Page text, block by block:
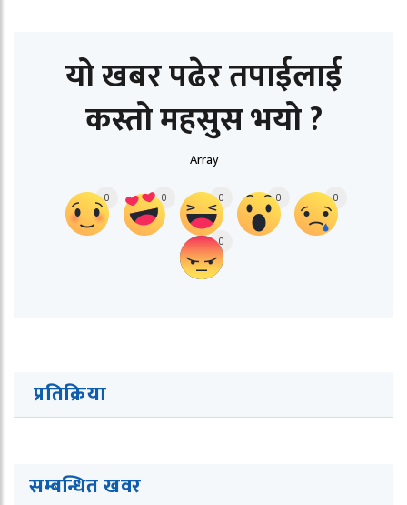
यो खबर पढेर तपाईलाई
कस्तो महसुस भयो ?
Array
0 0 0 0 0
0
प्रतिक्रिया
सम्बन्धित खवर